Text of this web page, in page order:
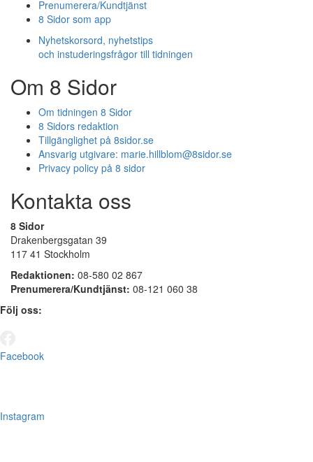
Prenumerera/Kundtjänst
8 Sidor som app
Nyhetskorsord, nyhetstips
och instuderingsfrågor till tidningen
Om 8 Sidor
Om tidningen 8 Sidor
8 Sidors redaktion
Tillgänglighet på 8sidor.se
Ansvarig utgivare: marie.hillblom@8sidor.se
Privacy policy på 8 sidor
Kontakta oss
8 Sidor
Drakenbergsgatan 39
117 41 Stockholm
Redaktionen: 08-580 02 867
Prenumerera/Kundtjänst: 08-121 060 38
Följ oss:
Facebook
Instagram